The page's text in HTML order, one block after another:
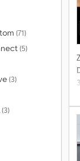
(71)
(5)
(3)
(3)
3